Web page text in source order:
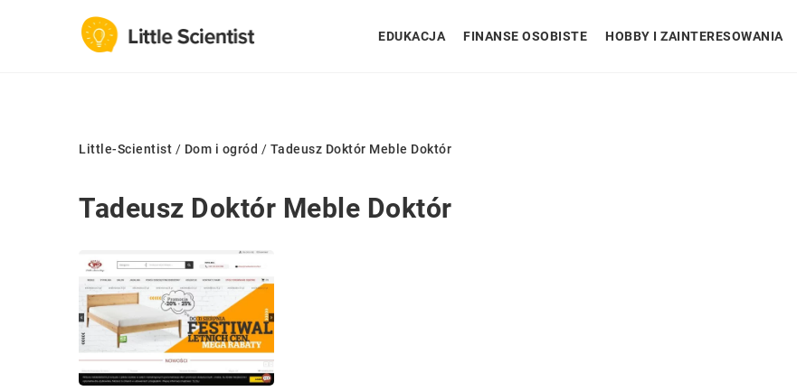
EDUKACJA FINANSE OSOBISTE HOBBY I ZAINTERESOWANIA
Little-Scientist / Dom i ogród / Tadeusz Doktór Meble Doktór
Tadeusz Doktór Meble Doktór